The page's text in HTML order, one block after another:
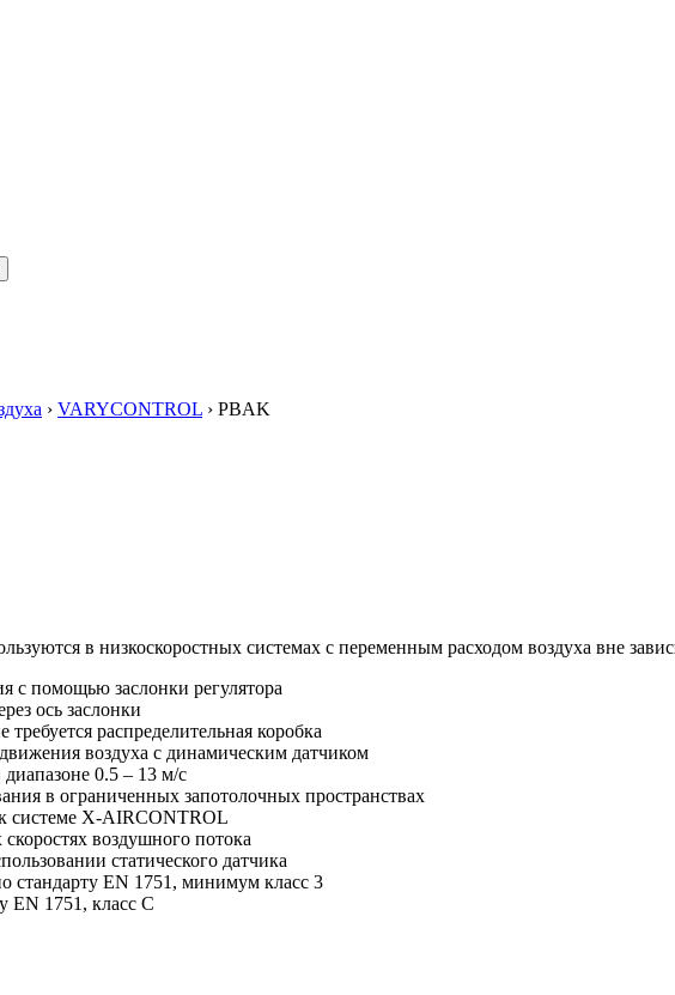
› VARYCONTROL › PBAK
в низкоскоростных системах с переменным расходом воздуха вне
с помощью заслонки регулятора
ось заслонки
распределительная коробка
воздуха с динамическим датчиком
0.5 – 13 м/с
в ограниченных запотолочных пространствах
системе X-AIRCONTROL
воздушного потока
статического датчика
стандарту EN 1751, минимум класс 3
EN 1751, класс C